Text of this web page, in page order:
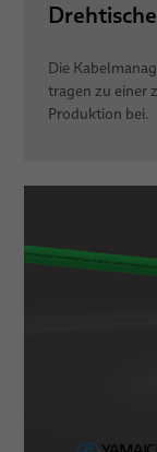
Drehtische
Die
tragen zu einer
Produktion bei.